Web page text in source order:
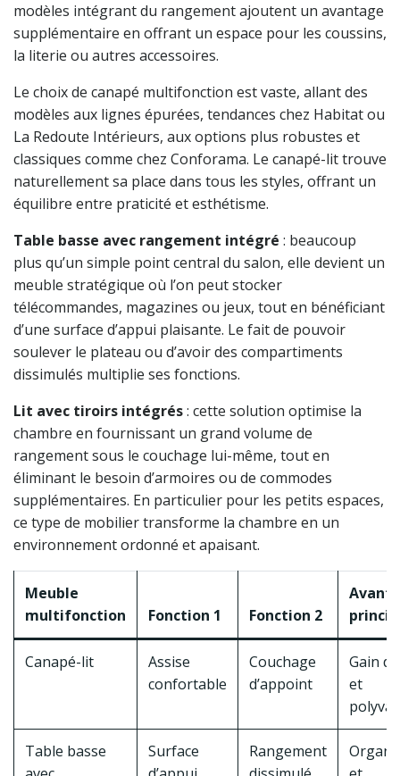
modèles intégrant du rangement ajoutent un avantage
supplémentaire en offrant un espace pour les coussins,
la literie ou autres accessoires.
Le choix de canapé multifonction est vaste, allant des
modèles aux lignes épurées, tendances chez Habitat ou
La Redoute Intérieurs, aux options plus robustes et
classiques comme chez Conforama. Le canapé-lit trouve
naturellement sa place dans tous les styles, offrant un
équilibre entre praticité et esthétisme.
Table basse avec rangement intégré : beaucoup
plus qu’un simple point central du salon, elle devient un
meuble stratégique où l’on peut stocker
télécommandes, magazines ou jeux, tout en bénéficiant
d’une surface d’appui plaisante. Le fait de pouvoir
soulever le plateau ou d’avoir des compartiments
dissimulés multiplie ses fonctions.
Lit avec tiroirs intégrés: cette solution optimise la
chambre en fournissant un grand volume de
rangement sous le couchage lui-même, tout en
éliminant le besoin d’armoires ou de commodes
supplémentaires. En particulier pour les petits espaces,
ce type de mobilier transforme la chambre en un
environnement ordonné et apaisant.
Meuble
multifonction
Fonction 1 Fonction 2
Canapé-lit
Assise
confortable
Couchage
d’appoint
Gain
et
Table basse
Surface
Rangement